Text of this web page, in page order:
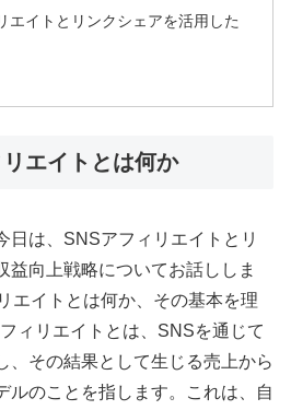
エイトとリンクシェアを活用した
エイトとは何か
日は、SNSアフィリエイトとリ
益向上戦略についてお話ししま
エイトとは何か、その基本を理
ィリエイトとは、SNSを通じて
、その結果として生じる売上から
ルのことを指します。これは、自